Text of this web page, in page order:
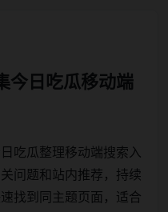
今日吃瓜移动端
吃瓜整理移动端搜索入
问题和站内推荐，持续
找到同主题页面，适合